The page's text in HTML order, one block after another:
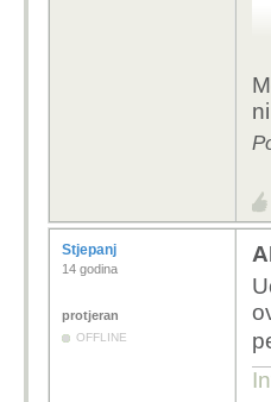
Stjepanj
14 godina
protjeran
OFFLINE